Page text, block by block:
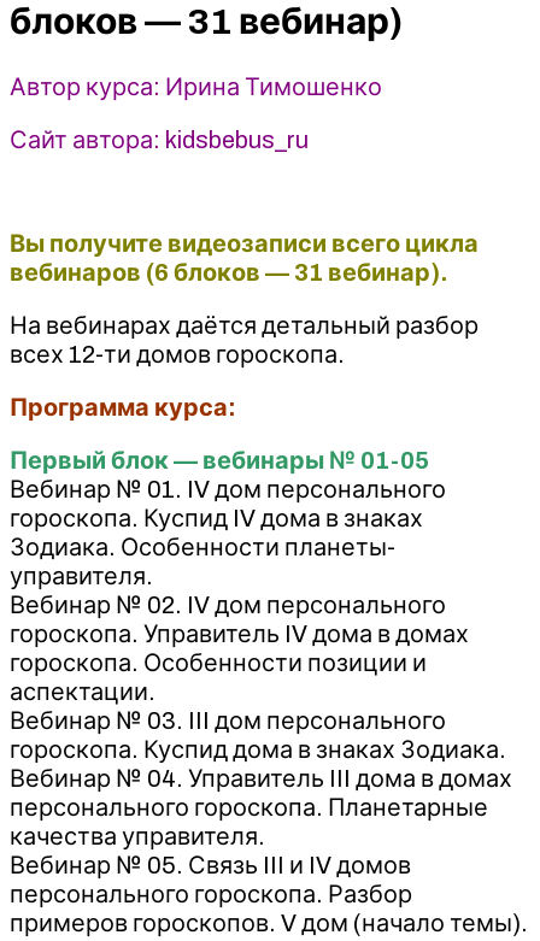
карты
блоков
31
Тимошенко
блоков — 31 вебинар)
Автор курса: Ирина Тимошенко
Сайт автора: kidsbebus_ru
Вы получите видеозаписи всего цикла
вебинаров (6 блоков — 31 вебинар).
На вебинарах даётся детальный разбор
всех 12-ти домов гороскопа.
Программа курса:
Первый блок — вебинары № 01-05
Вебинар № 01. IV дом персонального
гороскопа. Куспид IV дома в знаках
Зодиака. Особенности планеты-
управителя.
Вебинар № 02. IV дом персонального
гороскопа. Управитель IV дома в домах
гороскопа. Особенности позиции и
аспектации.
Вебинар № 03. III дом персонального
гороскопа. Куспид дома в знаках Зодиака.
Вебинар № 04. Управитель III дома в домах
персонального гороскопа. Планетарные
качества управителя.
Вебинар № 05. Связь III и IV домов
персонального гороскопа. Разбор
примеров гороскопов. V дом (начало темы).